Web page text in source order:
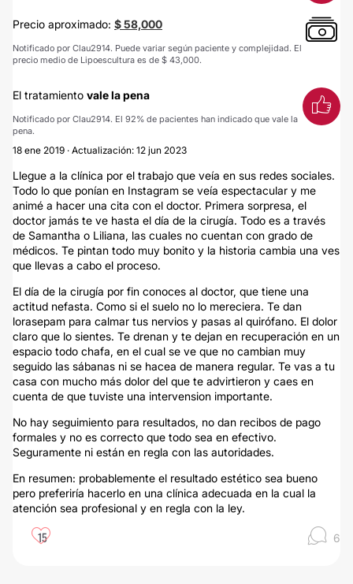
Precio aproximado: $ 58,000
Notificado por Clau2914. Puede variar según paciente y complejidad. El
precio medio de Lipoescultura es de $ 43,000.
El tratamiento vale la pena
Notificado por Clau2914. El 92% de pacientes han indicado que vale la
pena.
18 ene 2019 · Actualización: 12 jun 2023
Llegue a la clínica por el trabajo que veía en sus redes sociales.
Todo lo que ponían en Instagram se veía espectacular y me
animé a hacer una cita con el doctor. Primera sorpresa, el
doctor jamás te ve hasta el día de la cirugía. Todo es a través
de Samantha o Liliana, las cuales no cuentan con grado de
médicos. Te pintan todo muy bonito y la historia cambia una ves
que llevas a cabo el proceso.
El día de la cirugía por fin conoces al doctor, que tiene una
actitud nefasta. Como si el suelo no lo mereciera. Te dan
lorasepam para calmar tus nervios y pasas al quirófano. El dolor
claro que lo sientes. Te drenan y te dejan en recuperación en un
espacio todo chafa, en el cual se ve que no cambian muy
seguido las sábanas ni se hacea de manera regular. Te vas a tu
casa con mucho más dolor del que te advirtieron y caes en
cuenta de que tuviste una intervension importante.
No hay seguimiento para resultados, no dan recibos de pago
formales y no es correcto que todo sea en efectivo.
Seguramente ni están en regla con las autoridades.
En resumen: probablemente el resultado estético sea bueno
pero preferiría hacerlo en una clínica adecuada en la cual la
atención sea profesional y en regla con la ley.
15 6